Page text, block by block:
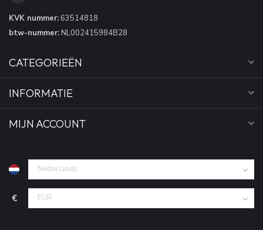
KVK nummer: 63514818
btw-nummer: NL002415984B28
CATEGORIEËN
INFORMATIE
MIJN ACCOUNT
€